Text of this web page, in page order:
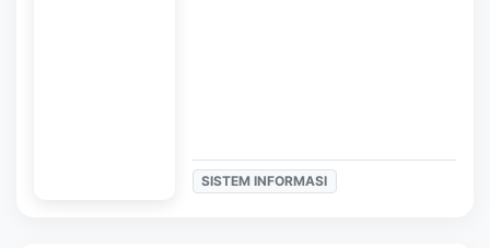
SISTEM INFORMASI